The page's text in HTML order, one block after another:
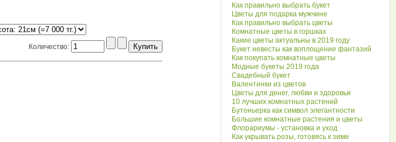
Количество:
Как правильно выбрать букет
Цветы для подарка мужчине
Как правильно выбрать цветы
Комнатные цветы в горшках
Какие цветы актуальны в 2019 году
Букет невесты как воплощение фантазий
Как покупать комнатные цветы
Модные букеты 2019 года
Свадебный букет
Валентинки из цветов
Цветы для денег, любви и здоровья
10 лучших комнатных растений
Бутоньерка как символ элегантности
Большие комнатные растения и цветы
Флорариумы - установка и уход
Как укрывать розы, готовясь к зиме